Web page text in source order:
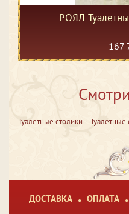
РОЯЛ
167
Туалетные столики Туалетные
ДОСТАВКА ОПЛАТА